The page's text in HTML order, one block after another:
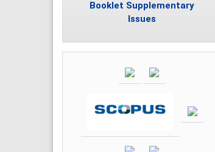
Booklet Supplementary
Issues